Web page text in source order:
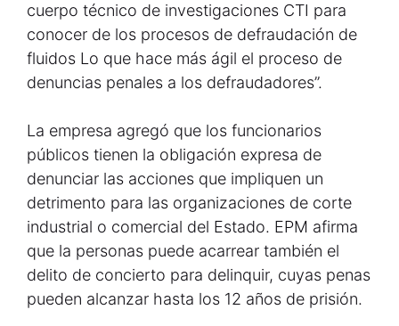
cuerpo técnico de investigaciones CTI para
conocer de los procesos de defraudación de
fluidos Lo que hace más ágil el proceso de
denuncias penales a los defraudadores”.
La empresa agregó que los funcionarios
públicos tienen la obligación expresa de
denunciar las acciones que impliquen un
detrimento para las organizaciones de corte
industrial o comercial del Estado. EPM afirma
que la personas puede acarrear también el
delito de concierto para delinquir, cuyas penas
pueden alcanzar hasta los 12 años de prisión.